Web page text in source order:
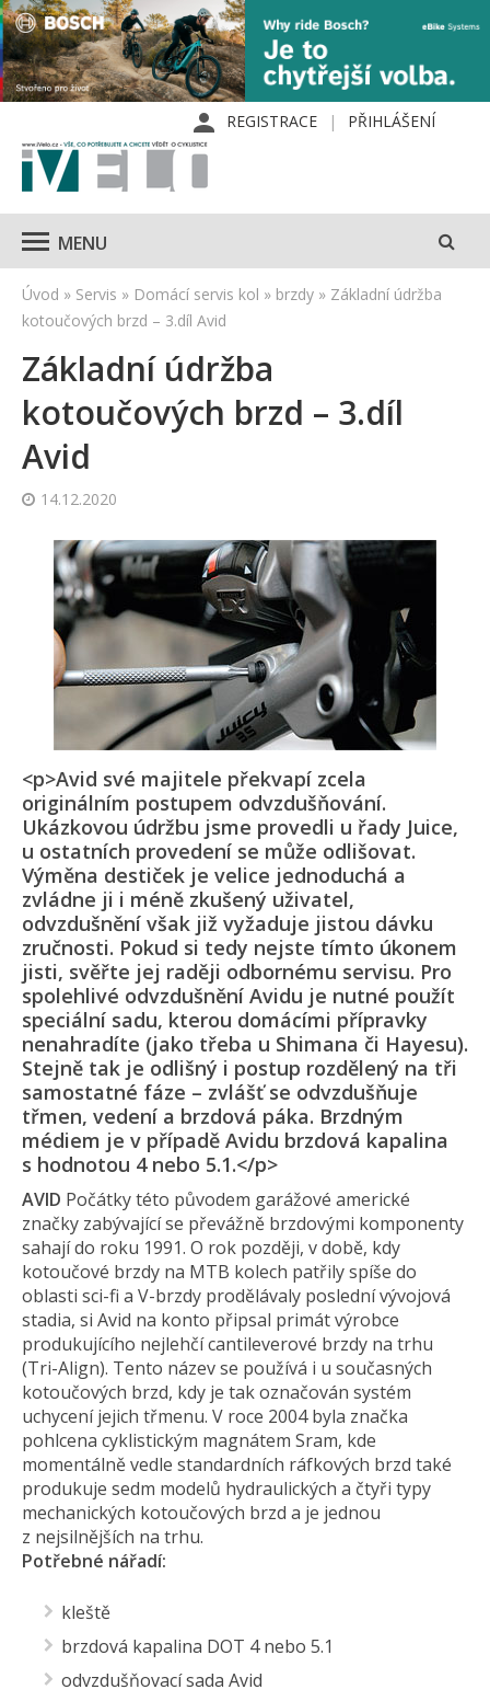
REGISTRACE PŘIHLÁŠENÍ
MENU
Úvod » Servis » Domácí servis kol » brzdy » Základní údržba
kotoučových brzd – 3.díl Avid
Základní údržba
kotoučových brzd – 3.díl
Avid
14.12.2020
<p>Avid své majitele překvapí zcela
originálním postupem odvzdušňování.
Ukázkovou údržbu jsme provedli u řady Juice,
u ostatních provedení se může odlišovat.
Výměna destiček je velice jednoduchá a
zvládne ji i méně zkušený uživatel,
odvzdušnění však již vyžaduje jistou dávku
zručnosti. Pokud si tedy nejste tímto úkonem
jisti, svěřte jej raději odbornému servisu. Pro
spolehlivé odvzdušnění Avidu je nutné použít
speciální sadu, kterou domácími přípravky
nenahradíte (jako třeba u Shimana či Hayesu).
Stejně tak je odlišný i postup rozdělený na tři
samostatné fáze – zvlášť se odvzdušňuje
třmen, vedení a brzdová páka. Brzdným
médiem je v případě Avidu brzdová kapalina
s hodnotou 4 nebo 5.1.</p>
AVID Počátky této původem garážové americké
značky zabývající se převážně brzdovými komponenty
sahají do roku 1991. O rok později, v době, kdy
kotoučové brzdy na MTB kolech patřily spíše do
oblasti sci-fi a V-brzdy prodělávaly poslední vývojová
stadia, si Avid na konto připsal primát výrobce
produkujícího nejlehčí cantileverové brzdy na trhu
(Tri-Align). Tento název se používá i u současných
kotoučových brzd, kdy je tak označován systém
uchycení jejich třmenu. V roce 2004 byla značka
pohlcena cyklistickým magnátem Sram, kde
momentálně vedle standardních ráfkových brzd také
produkuje sedm modelů hydraulických a čtyři typy
mechanických kotoučových brzd a je jednou
z nejsilnějších na trhu.
Potřebné nářadí:
kleště
brzdová kapalina DOT 4 nebo 5.1
odvzdušňovací sada Avid